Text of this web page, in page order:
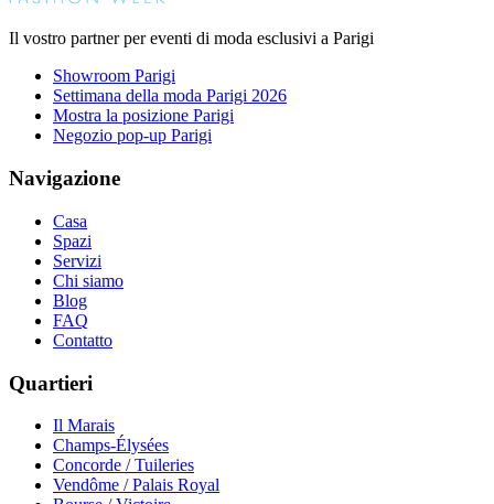
Il vostro partner per eventi di moda esclusivi a Parigi
Showroom Parigi
Settimana della moda Parigi 2026
Mostra la posizione Parigi
Negozio pop-up Parigi
Navigazione
Casa
Spazi
Servizi
Chi siamo
Blog
FAQ
Contatto
Quartieri
Il Marais
Champs-Élysées
Concorde / Tuileries
Vendôme / Palais Royal